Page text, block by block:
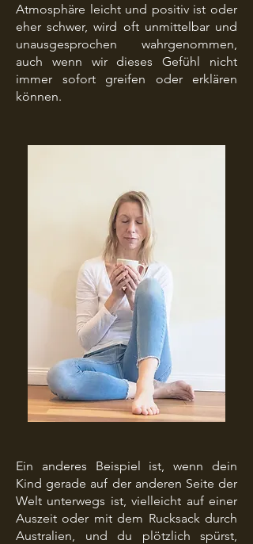
Atmosphäre leicht und positiv ist oder
eher schwer, wird oft unmittelbar und
unausgesprochen wahrgenommen,
auch wenn wir dieses Gefühl nicht
immer sofort greifen oder erklären
können.
Ein anderes Beispiel ist, wenn dein
Kind gerade auf der anderen Seite der
Welt unterwegs ist, vielleicht auf einer
Auszeit oder mit dem Rucksack durch
Australien, und du plötzlich spürst,